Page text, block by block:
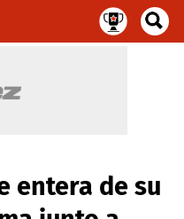
entera de su